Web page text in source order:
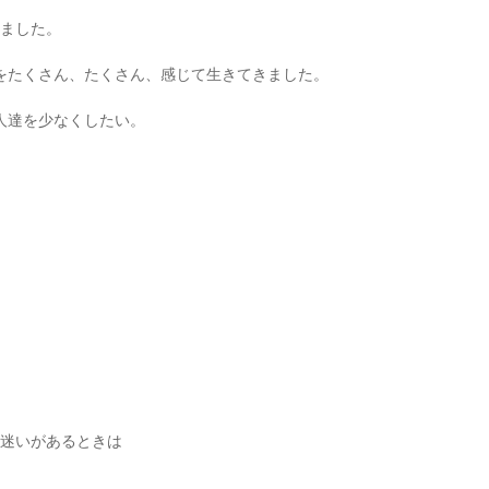
した。
くさん、たくさん、感じて生きてきました。
を少なくしたい。
いがあるときは